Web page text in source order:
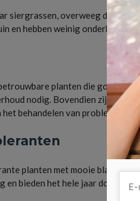
siergrassen, overweeg dan
en hebben weinig onderhoud
planten die goed
nodig. Bovendien zijn ze
behandelen van problemen.
planten met mooie bladeren,
en bieden het hele jaar door